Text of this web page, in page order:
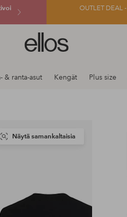
OUTLET DEAL -
Ellos-
logo
siirry
& ranta-asut Kengät Plus size
Näytä samankaltaisia